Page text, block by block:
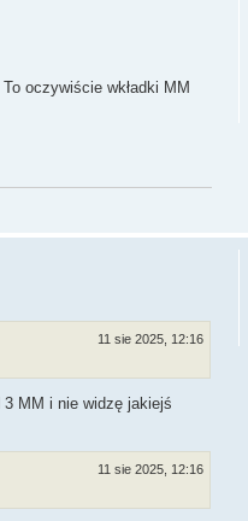
oczywiście wkładki MM
11 sie 2025, 12:16
3 MM i nie widzę jakiejś
11 sie 2025, 12:16